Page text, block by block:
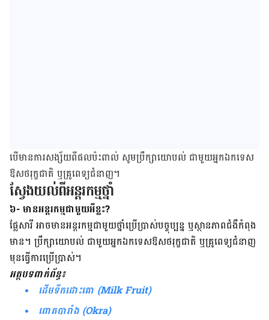
​បើ​មាន​ការ​សង្ស័យពី​ផល​ប៉ះពាល់​ សូម​ប្រឹក្សា​យោបល់​ ជាមួយ​អ្នក​ឯកទេស​
ឱសថ​រុក្ខជាតិ ​ឬ​គ្រូពេទ្យ​ជំនាញ។
ស្វែង​យល់​ពី​អន្តរកម្ម​ថ្នាំ
៦- មានអន្តរកម្មជាមួយអីខ្លះ?
ផ្លែ​សារី​ អាច​មាន​អន្តរកម្ម​ជាមួយ​ថ្នាំ​ប្រើប្រាស់​បច្ចុប្បន្ន​ ឬ​ស្ថានភាព​ជំងឺ​កំពុង​
មាន។ ប្រឹក្សា​យោបល់​ ជាមួយ​អ្នក​ឯកទេស​ឱសថ​រុក្ខជាតិ​ ឬ​គ្រូពេទ្យ​ជំនាញ​
មុន​​ធ្វើ​ការ​ប្រើប្រាស់។
អត្ថបទ​ពាក់ព័ន្ធ៖
ដើម​ទឹក​ដោះ​គោ (Milk Fruit)
ពោតបារាំង (Okra)